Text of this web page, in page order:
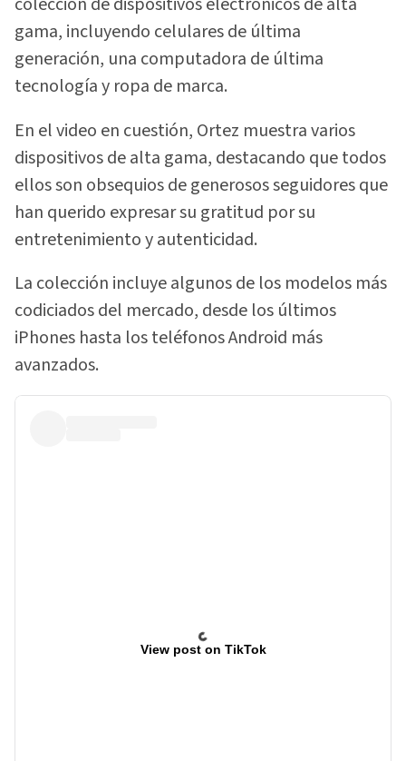
gama, incluyendo celulares de última
generación, una computadora de última
tecnología y ropa de marca.
En el video en cuestión, Ortez muestra varios
dispositivos de alta gama, destacando que todos
ellos son obsequios de generosos seguidores que
han querido expresar su gratitud por su
entretenimiento y autenticidad.
La colección incluye algunos de los modelos más
codiciados del mercado, desde los últimos
iPhones hasta los teléfonos Android más
avanzados.
View post on TikTok